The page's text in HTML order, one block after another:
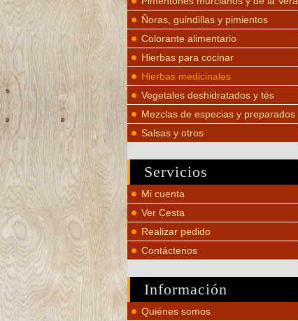
Ñoras, guindillas y pimientos
Colorante alimentario
Hierbas para cocinar
Hierbas medicinales
Vegetales deshidratados y tés
Mezclas de especias y preparados
Salsas y otros
Servicios
Mi cuenta
Ver Cesta
Realizar pedido
Contáctenos
Información
Quiénes somos